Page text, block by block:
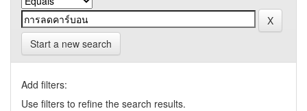
Start a new search
Add filters:
Use filters to refine the search results.